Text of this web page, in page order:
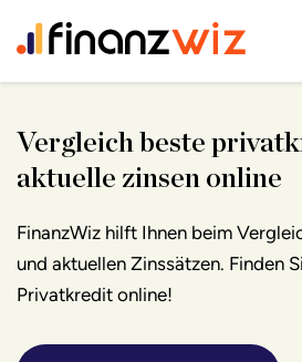
Vergleich beste
aktuelle zinsen online
FinanzWiz hilft Ihnen beim
und aktuellen Zinssätzen. Finden
Privatkredit online!